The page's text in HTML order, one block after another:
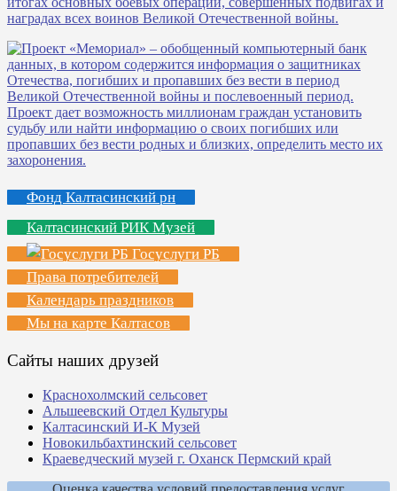
Фонд Калтасинский рн
Калтасинский РИК Музей
Госуслуги РБ
Права потребителей
Календарь праздников
Мы на карте Калтасов
Сайты наших друзей
Краснохолмский сельсовет
Альшеевский Отдел Культуры
Калтасинский И-К Музей
Новокильбахтинский сельсовет
Краеведческий музей г. Оханск Пермский край